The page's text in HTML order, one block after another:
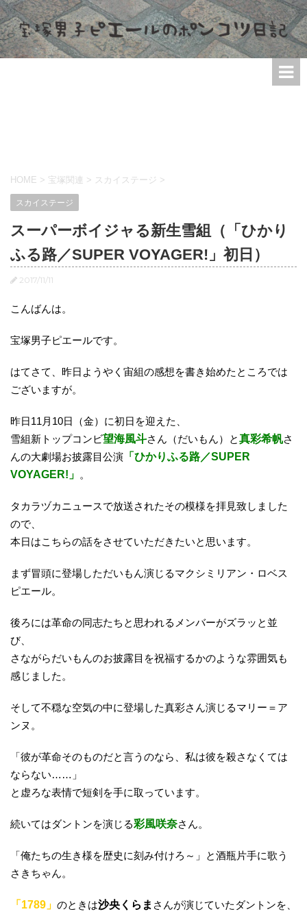
HOME > 宝塚関連 > スカイステージ >
スカイステージ
スーパーボイジャる新生雪組（「ひかり
ふる路／SUPER VOYAGER!」初日）
2017/11/11
こんばんは。
宝塚男子ピエールです。
はてさて、昨日ようやく宙組の感想を書き始めたところでは
ございますが。
昨日11月10日（金）に初日を迎えた、
雪組新トップコンビ望海風斗さん（だいもん）と真彩希帆さ
んの大劇場お披露目公演 「ひかりふる路／SUPER
VOYAGER!」 。
タカラヅカニュースで放送されたその模様を拝見致しました
ので、
本日はこちらの話をさせていただきたいと思います。
まず冒頭に登場しただいもん演じるマクシミリアン・ロベス
ピエール。
後ろには革命の同志たちと思われるメンバーがズラッと並
び、
さながらだいもんのお披露目を祝福するかのような雰囲気も
感じました。
そして不穏な空気の中に登場した真彩さん演じるマリー＝ア
ンヌ。
「彼が革命そのものだと言うのなら、私は彼を殺さなくては
ならない……」
と虚ろな表情で短剣を手に取っています。
続いてはダントンを演じる彩風咲奈さん。
「俺たちの生き様を歴史に刻み付けろ～」と酒瓶片手に歌う
さきちゃん。
「1789」 のときは沙央くらま さんが演じていたダントンを、